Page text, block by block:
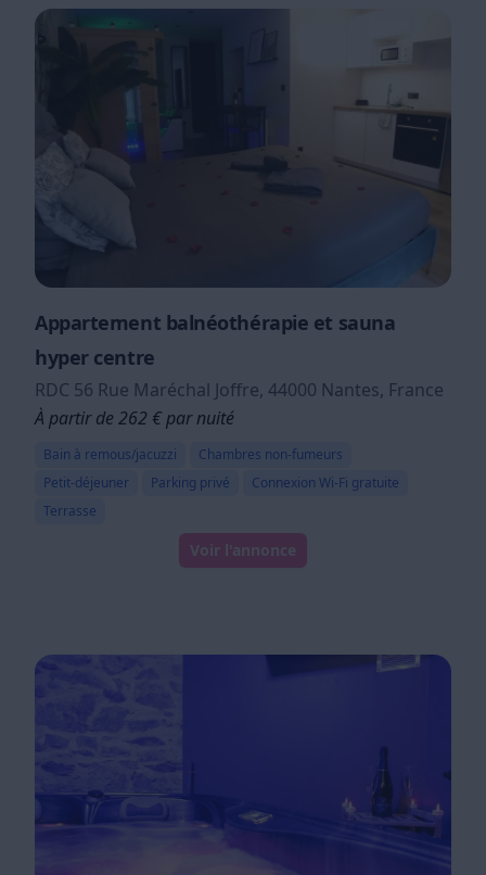
Appartement balnéothérapie et sauna
hyper centre
RDC 56 Rue Maréchal Joffre, 44000 Nantes, France
À partir de 262 € par nuité
Bain à remous/jacuzzi
Chambres non-fumeurs
Petit-déjeuner
Parking privé
Connexion Wi-Fi gratuite
Terrasse
Voir l'annonce